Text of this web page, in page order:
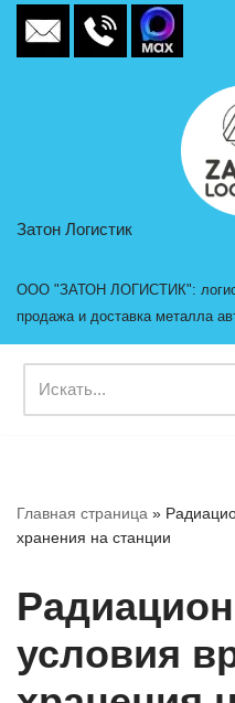
Перейти
Затон Логистик
ООО "ЗАТОН ЛОГИСТИК":
продажа и доставка металла
Главная страница »
хранения на станции
условия